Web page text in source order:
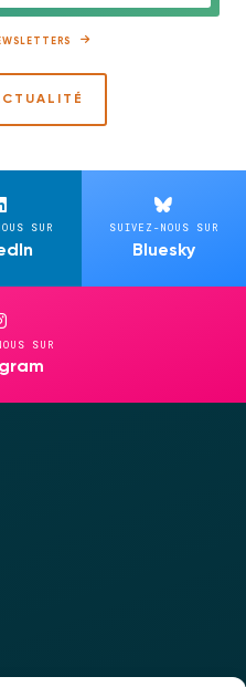
SUR SUIVEZ-NOUS SUR
Bluesky
SUR